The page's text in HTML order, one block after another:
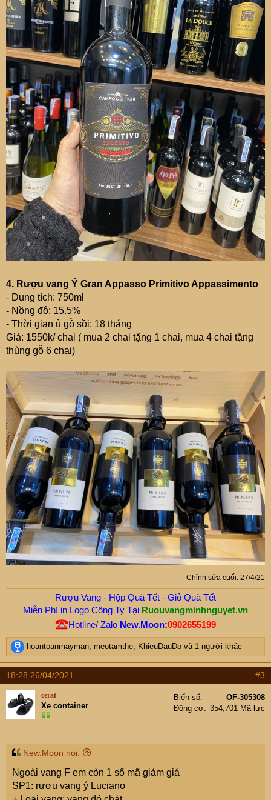
4. Rượu vang Ý Gran Appasso Primitivo Appassimento
- Dung tích: 750ml
- Nồng độ: 15.5%
- Thời gian ủ gỗ sồi: 18 tháng
Giá: 1550k/ chai ( mua 2 chai tặng 1 chai, mua 4 chai tặng
thùng gỗ 6 chai)
Chỉnh sửa cuối: 27/4/21
Rượu Vang - Hộp Quà Tết - Giỏ Quà Tết
Miễn Phí in Logo Công Ty Tại Ruouvangminhnguyet.vn
Hotline/ Zalo New.Moon:0902655199
R
e
a
c
t
i
o
n
s
hoantoanmayman, meotamthe, KhieuDauDo và 1 người khác
18:28 26/04/2021 #3
cerat
Xe container
Biển số
OF-305308
Động cơ
354,701 Mã lực
New.Moon nói:
Ngoài vang F em còn 1 số mã giảm giá
SP1: rượu vang ý Luciano